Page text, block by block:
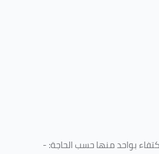
بواحد منها حسب الحاجة: -